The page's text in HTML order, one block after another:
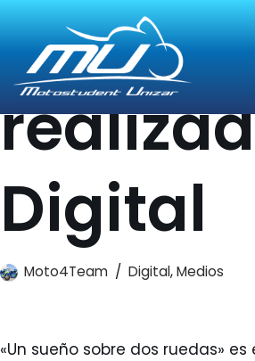
Saltar
al
contenido
Nueva
Digital
Moto4Team Digital,Medios
«Un sueño sobre dos ruedas»